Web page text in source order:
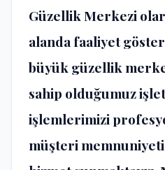
Güzellik Merkezi
alanda faaliyet
büyük güzellik
sahip olduğumuz
işlemlerimizi
müşteri